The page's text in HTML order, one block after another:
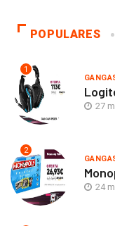
POPULARES
1
27
2
24